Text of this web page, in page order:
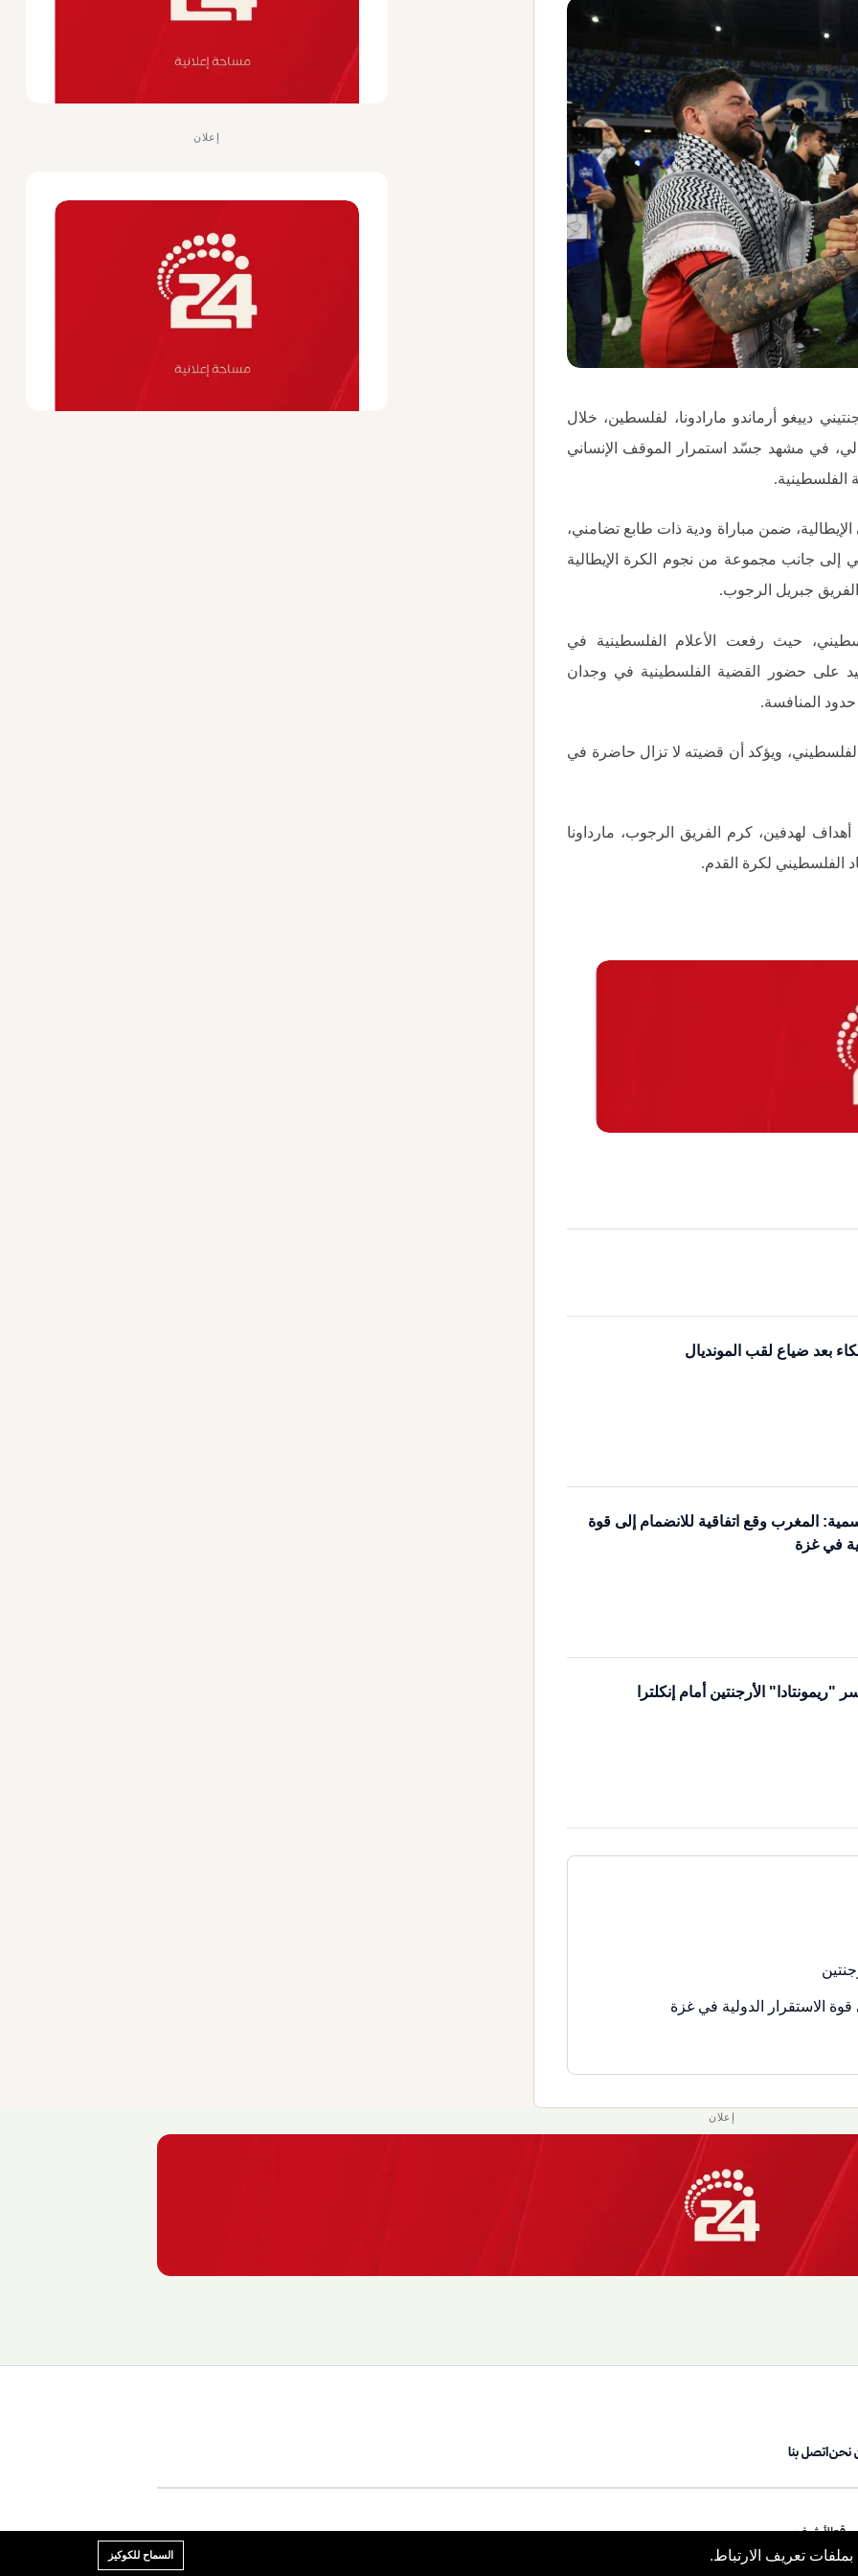
دييغو أرماندو مارادونا، لفلسطين، خلال
في مشهد جسّد استمرار الموقف الإنساني
الفلسطينية.
ضمن مباراة ودية ذات طابع تضامني،
إلى جانب مجموعة من نجوم الكرة الإيطالية
جبريل الرجوب.
حيث رفعت الأعلام الفلسطينية في
على حضور القضية الفلسطينية في وجدان
المنافسة.
ويؤكد أن قضيته لا تزال حاضرة في
لهدفين، كرم الفريق الرجوب، مارداونا
الفلسطيني لكرة القدم.
بعد ضياع لقب المونديال
المغرب وقع اتفاقية للانضمام إلى قوة
في غزة
الأرجنتين أمام إنكلترا
الاستقرار الدولية في غزة
إعلان
إعلان
نحناتصل بنا
الأرشيف
تعريف الارتباط. السماح للكوكيز